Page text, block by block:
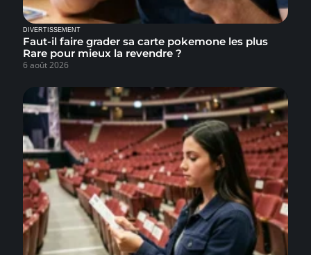
DIVERTISSEMENT
Faut-il faire grader sa carte pokemone les plus
Rare pour mieux la revendre ?
6 août 2026